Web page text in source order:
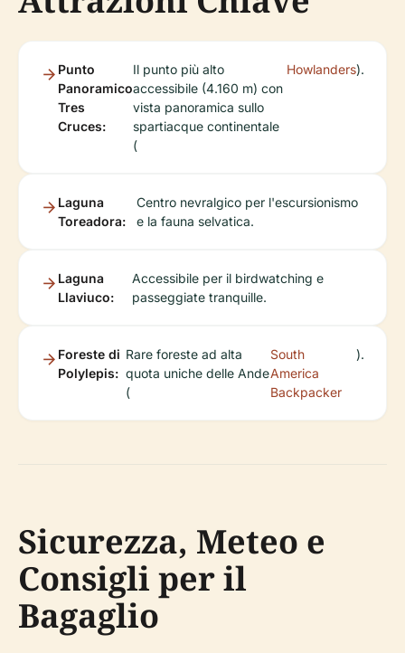
Punto
Panoramico
Tres
Cruces:
Il punto più alto
accessibile (4.160 m) con
vista panoramica sullo
spartiacque continentale
(
Howlanders).
Laguna
Toreadora:
Centro nevralgico per l'escursionismo
e la fauna selvatica.
Laguna
Llaviuco:
Accessibile per il birdwatching e
passeggiate tranquille.
Foreste di
Polylepis:
Rare foreste ad alta
quota uniche delle Ande
(
South
America
Backpacker
).
Sicurezza, Meteo e
Consigli per il
Bagaglio